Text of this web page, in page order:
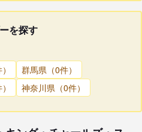
を探す
群馬県（0件）
神奈川県（0件）